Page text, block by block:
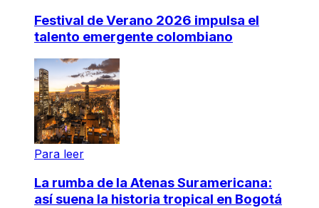
Festival de Verano 2026 impulsa el
talento emergente colombiano
Para leer
La rumba de la Atenas Suramericana:
así suena la historia tropical en Bogotá